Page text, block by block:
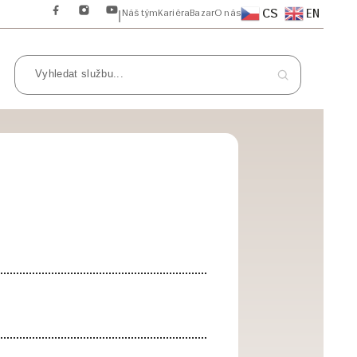
CS EN
O nás
Bazar
Kariéra
Náš tým